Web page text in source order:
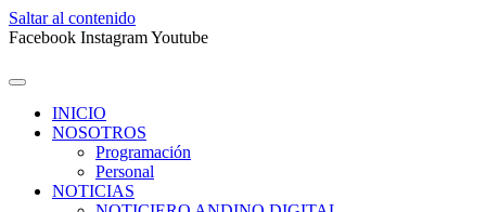
Saltar al contenido
Facebook InstagramYoutube
INICIO
NOSOTROS
Programación
Personal
NOTICIAS